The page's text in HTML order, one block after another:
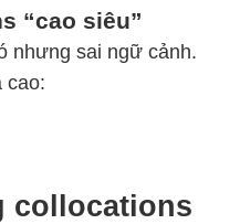
“cao siêu”
nhưng sai ngữ cảnh.
cao:
collocations